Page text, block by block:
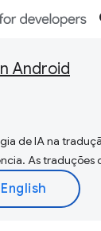
Android
de IA na
As traduções